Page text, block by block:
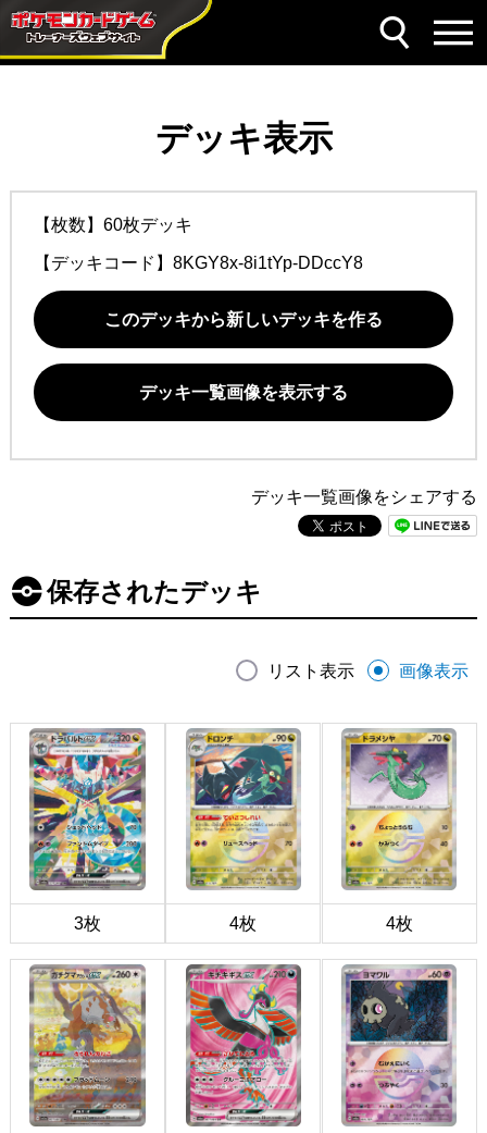
デッキ表示
【枚数】60枚デッキ
【デッキコード】 8KGY8x-8i1tYp-DDccY8
このデッキから新しいデッキを作る
デッキ一覧画像を表示する
デッキ一覧画像をシェアする
保存されたデッキ
リスト表示 画像表示
3枚 4枚 4枚